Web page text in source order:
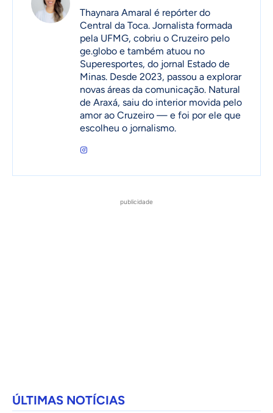
Thaynara Amaral é repórter do
Central da Toca. Jornalista formada
pela UFMG, cobriu o Cruzeiro pelo
ge.globo e também atuou no
Superesportes, do jornal Estado de
Minas. Desde 2023, passou a explorar
novas áreas da comunicação. Natural
de Araxá, saiu do interior movida pelo
amor ao Cruzeiro — e foi por ele que
escolheu o jornalismo.
publicidade
ÚLTIMAS NOTÍCIAS